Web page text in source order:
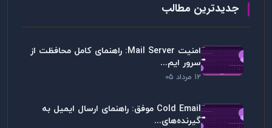
جدیدترین مطالب
امنیت Mail Server: راهنمای کامل محافظت از
سرور ایم...
12 مرداد 05
Cold Email موفق: راهنمای ارسال ایمیل به
گیرنده‌های...